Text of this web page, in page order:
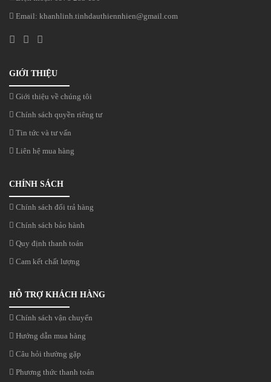
Email: khanhlinh.tinhdauthiennhien@gmail.com
GIỚI THIỆU
Giới thiệu về chúng tôi
Chính sách quyền riêng tư
Tin tức và tư vấn
Liên hệ mua hàng
CHÍNH SÁCH
Chính sách đổi trả hàng
Chính sách bảo hành
Quy định thanh toán
Cam kết chất lượng
HỖ TRỢ KHÁCH HÀNG
Chính sách vận chuyển
Hướng dẫn mua hàng
Câu hỏi thường gặp
Phương thức thanh toán